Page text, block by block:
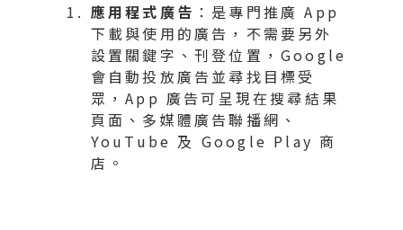
應用程式廣告 ：是專門推廣 App
下載與使用的廣告，不需要另外
設置關鍵字、刊登位置，Google
會自動投放廣告並尋找目標受
眾，App 廣告可呈現在搜尋結果
頁面、多媒體廣告聯播網、
YouTube 及 Google Play 商
店。